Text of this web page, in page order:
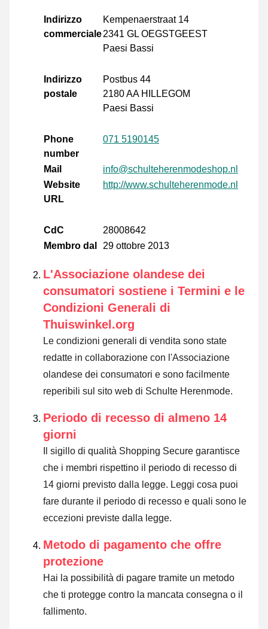
Indirizzo
commerciale
Kempenaerstraat 14
2341 GL OEGSTGEEST
Paesi Bassi
Indirizzo
postale
Postbus 44
2180 AA HILLEGOM
Paesi Bassi
Phone
number
071 5190145
Mail
info@schulteherenmodeshop.nl
Website
URL
http://www.schulteherenmode.nl
CdC
28008642
Membro dal
29 ottobre 2013
L'Associazione olandese dei
consumatori sostiene i Termini e le
Condizioni Generali di
Thuiswinkel.org
Le condizioni generali di vendita sono state
redatte in collaborazione con l'Associazione
olandese dei consumatori e sono facilmente
reperibili sul sito web di Schulte Herenmode.
Periodo di recesso di almeno 14
giorni
Il sigillo di qualità Shopping Secure garantisce
che i membri rispettino il periodo di recesso di
14 giorni previsto dalla legge. Leggi cosa puoi
fare durante il periodo di recesso e quali sono le
eccezioni previste dalla legge.
Metodo di pagamento che offre
protezione
Hai la possibilità di pagare tramite un metodo
che ti protegge contro la mancata consegna o il
fallimento.